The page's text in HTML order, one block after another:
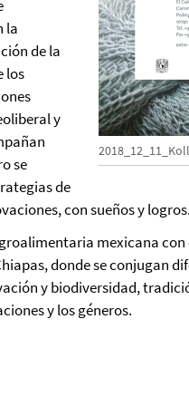
la
de la
los
y
se
de
con sueños y logros.
mexicana con
donde se conjugan
y biodiversidad,
y los géneros.